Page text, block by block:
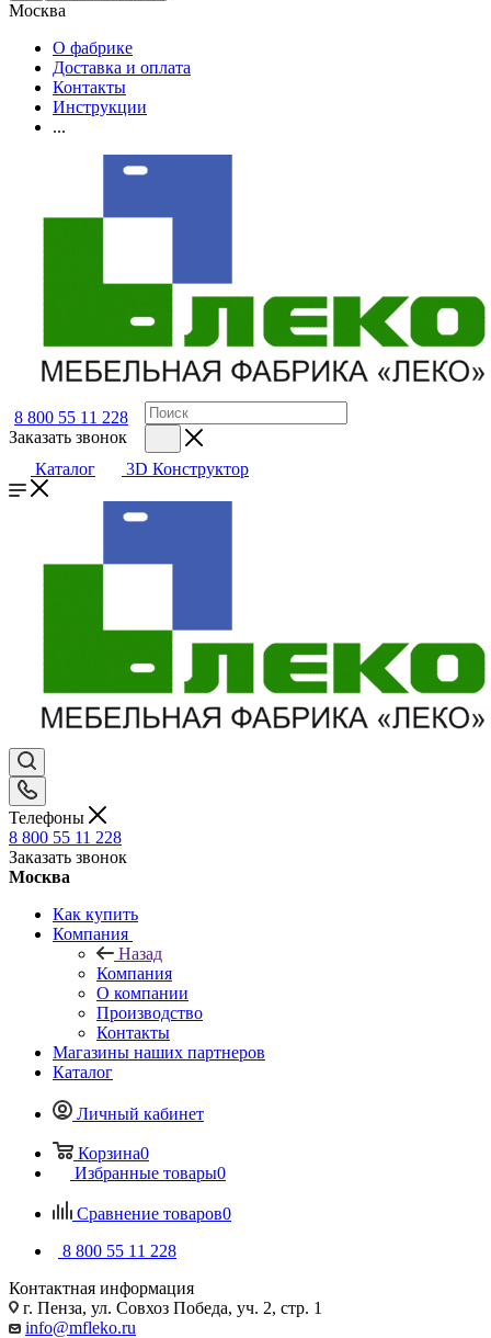
Москва
О фабрике
Доставка и оплата
Контакты
Инструкции
...
8 800 55 11 228
Заказать звонок
Каталог
3D Конструктор
Телефоны
8 800 55 11 228
Заказать звонок
Москва
Как купить
Компания
Назад
Компания
О компании
Производство
Контакты
Магазины наших партнеров
Каталог
Личный кабинет
Корзина0
Избранные товары0
Сравнение товаров0
8 800 55 11 228
Контактная информация
г. Пенза, ул. Совхоз Победа, уч. 2, стр. 1
info@mfleko.ru